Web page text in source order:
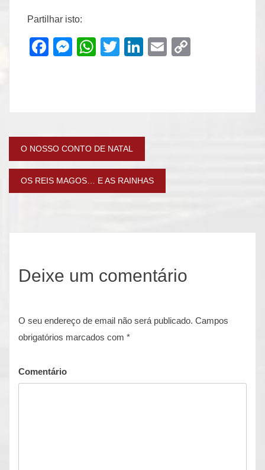
Partilhar isto:
Facebook
Messenger
WhatsApp
TwitterLinkedIn
Email
Navegação
de
O NOSSO CONTO DE NATAL
OS REIS MAGOS… E AS RAINHAS
Deixe um comentário
O seu endereço de email não será publicado. Campos
obrigatórios marcados com *
Comentário